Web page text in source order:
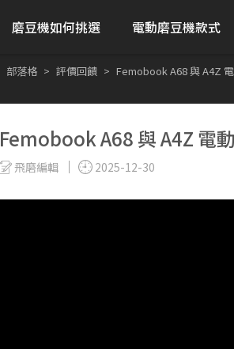
磨豆機如何挑選 電動磨豆機款式
部落格 評價回饋 Femobook A68 與 A4Z
Femobook A68 與 A4Z 電
飛磨編輯 2025-12-30